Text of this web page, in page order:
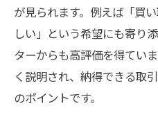
が見られます。例えば「買
しい」という希望にも寄り
ターからも高評価を得てい
く説明され、納得できる取
のポイントです。